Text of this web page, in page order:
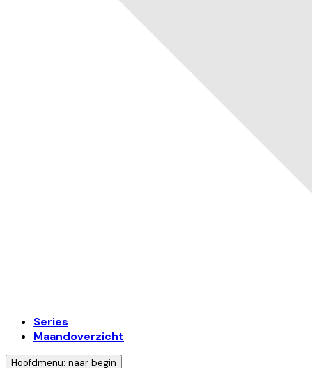
Series
Maandoverzicht
Hoofdmenu: naar begin